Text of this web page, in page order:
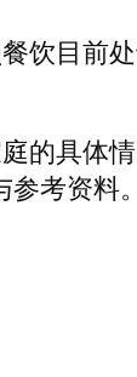
饮目前
的具体
考资料。